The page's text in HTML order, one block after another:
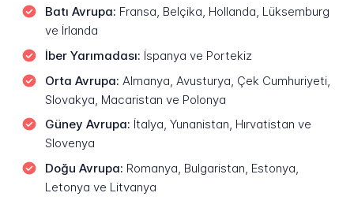
Batı Avrupa: Fransa, Belçika, Hollanda, Lüksemburg
ve İrlanda
İber Yarımadası: İspanya ve Portekiz
Orta Avrupa: Almanya, Avusturya, Çek Cumhuriyeti,
Slovakya, Macaristan ve Polonya
Güney Avrupa: İtalya, Yunanistan, Hırvatistan ve
Slovenya
Doğu Avrupa: Romanya, Bulgaristan, Estonya,
Letonya ve Litvanya